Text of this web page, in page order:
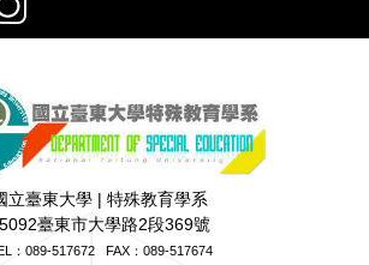
立臺東大學 | 特殊教育學系
臺東市大學路2段369號
： 089-517672FAX：089-517674